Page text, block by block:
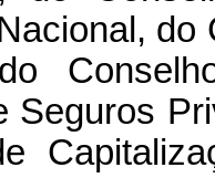
do
Seguros